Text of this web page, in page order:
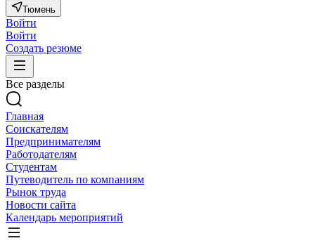
Тюмень
Войти
Войти
Создать резюме
Все разделы
Главная
Соискателям
Предпринимателям
Работодателям
Студентам
Путеводитель по компаниям
Рынок труда
Новости сайта
Календарь мероприятий